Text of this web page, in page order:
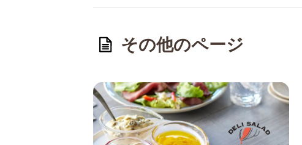
その他のページ